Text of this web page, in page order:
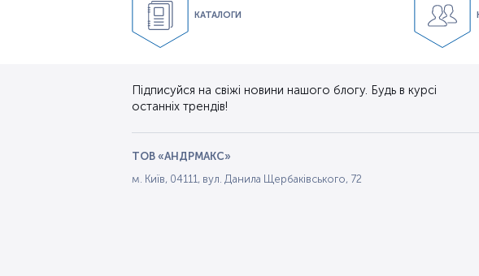
КАТАЛОГИ
Підписуйся на свіжі новини нашого блогу. Будь в курсі
останніх трендів!
ТОВ «АНДРМАКС»
м. Київ, 04111, вул. Данила Щербаківського, 72